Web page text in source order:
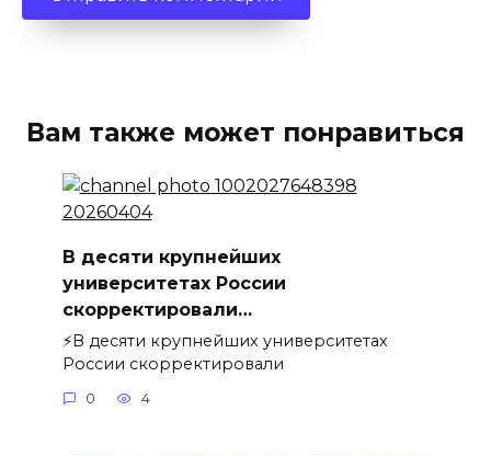
Вам также может понравиться
В десяти крупнейших
университетах России
скорректировали…
⚡️В десяти крупнейших университетах
России скорректировали
0 4